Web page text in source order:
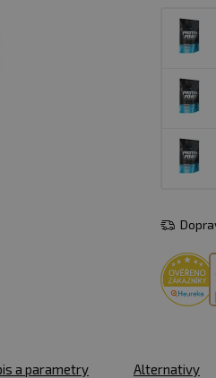
a parametry Alternativy